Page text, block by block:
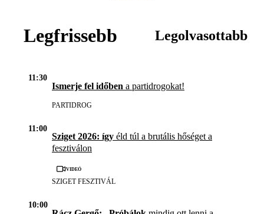
Legfrissebb Legolvasottabb
11:30
Ismerje fel időben a partidrogokat!
PARTIDROG
11:00
Sziget 2026: így éld túl a brutális hőséget a
fesztiválon
Videó
SZIGET FESZTIVÁL
10:00